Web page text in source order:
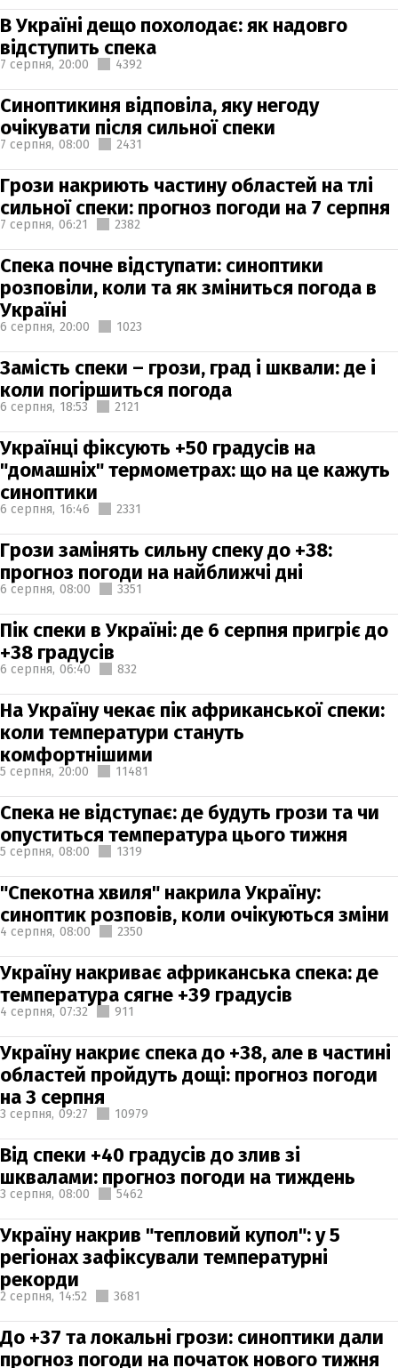
В Україні дещо похолодає: як надовго
відступить спека
7 серпня, 20:00 4392
Синоптикиня відповіла, яку негоду
очікувати після сильної спеки
7 серпня, 08:00 2431
Грози накриють частину областей на тлі
сильної спеки: прогноз погоди на 7 серпня
7 серпня, 06:21 2382
Спека почне відступати: синоптики
розповіли, коли та як зміниться погода в
Україні
6 серпня, 20:00 1023
Замість спеки – грози, град і шквали: де і
коли погіршиться погода
6 серпня, 18:53 2121
Українці фіксують +50 градусів на
"домашніх" термометрах: що на це кажуть
синоптики
6 серпня, 16:46 2331
Грози замінять сильну спеку до +38:
прогноз погоди на найближчі дні
6 серпня, 08:00 3351
Пік спеки в Україні: де 6 серпня пригріє до
+38 градусів
6 серпня, 06:40 832
На Україну чекає пік африканської спеки:
коли температури стануть
комфортнішими
5 серпня, 20:00 11481
Спека не відступає: де будуть грози та чи
опуститься температура цього тижня
5 серпня, 08:00 1319
"Спекотна хвиля" накрила Україну:
синоптик розповів, коли очікуються зміни
4 серпня, 08:00 2350
Україну накриває африканська спека: де
температура сягне +39 градусів
4 серпня, 07:32 911
Україну накриє спека до +38, але в частині
областей пройдуть дощі: прогноз погоди
на 3 серпня
3 серпня, 09:27 10979
Від спеки +40 градусів до злив зі
шквалами: прогноз погоди на тиждень
3 серпня, 08:00 5462
Україну накрив "тепловий купол": у 5
регіонах зафіксували температурні
рекорди
2 серпня, 14:52 3681
До +37 та локальні грози: синоптики дали
прогноз погоди на початок нового тижня